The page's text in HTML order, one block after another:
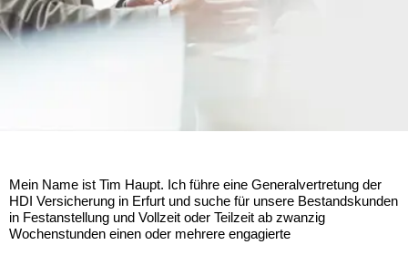
Mein Name ist Tim Haupt. Ich führe eine Generalvertretung der
HDI Versicherung in Erfurt und suche für unsere Bestandskunden
in Festanstellung und Vollzeit oder Teilzeit ab zwanzig
Wochenstunden einen oder mehrere engagierte